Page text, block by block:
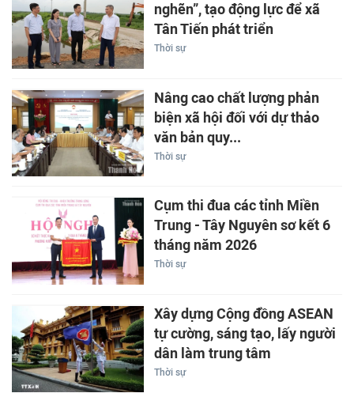
nghẽn”, tạo động lực để xã
Tân Tiến phát triển
Thời sự
Nâng cao chất lượng phản
biện xã hội đối với dự thảo
văn bản quy...
Thời sự
Cụm thi đua các tỉnh Miền
Trung - Tây Nguyên sơ kết 6
tháng năm 2026
Thời sự
Xây dựng Cộng đồng ASEAN
tự cường, sáng tạo, lấy người
dân làm trung tâm
Thời sự